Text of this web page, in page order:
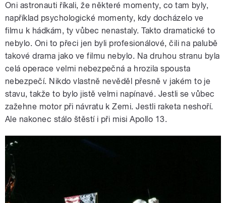
Oni astronauti říkali, že některé momenty, co tam byly,
například psychologické momenty, kdy docházelo ve
filmu k hádkám, ty vůbec nenastaly. Takto dramatické to
nebylo. Oni to přeci jen byli profesionálové, čili na palubě
takové drama jako ve filmu nebylo. Na druhou stranu byla
celá operace velmi nebezpečná a hrozila spousta
nebezpečí. Nikdo vlastně nevěděl přesně v jakém to je
stavu, takže to bylo jistě velmi napínavé. Jestli se vůbec
zažehne motor při návratu k Zemi. Jestli raketa neshoří.
Ale nakonec stálo štěstí i při misi Apollo 13.